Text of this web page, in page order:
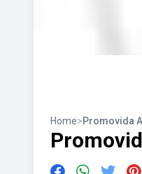
Home>Promovida